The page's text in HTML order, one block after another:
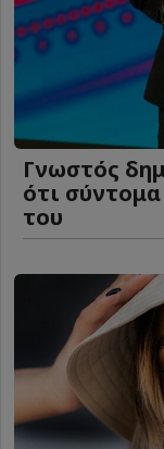
Γνωστός
ότι
του